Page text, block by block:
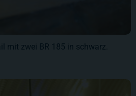
mit zwei BR 185 in schwarz.